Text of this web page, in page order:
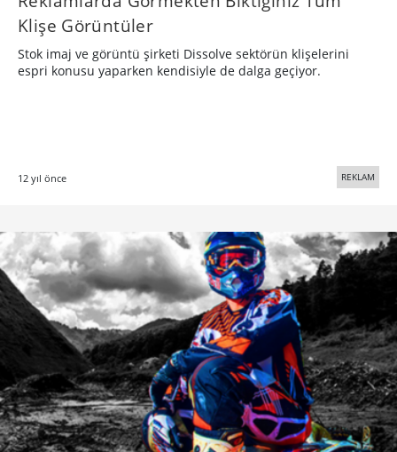
Klişe Görüntüler
Stok imaj ve görüntü şirketi Dissolve sektörün klişelerini
espri konusu yaparken kendisiyle de dalga geçiyor.
12 yıl önce REKLAM